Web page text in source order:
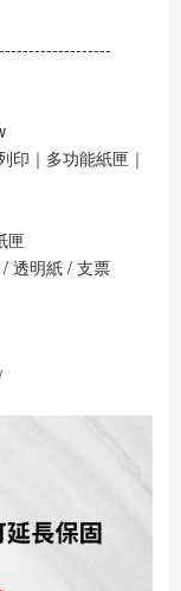
印｜多功能紙匣｜
匣
透明紙 / 支票